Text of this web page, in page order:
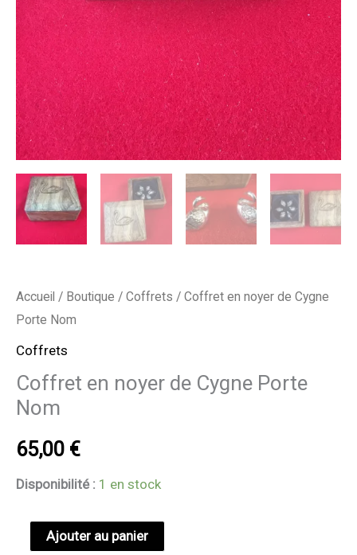
Accueil / Boutique / Coffrets / Coffret en noyer de Cygne
Porte Nom
Coffrets
Coffret en noyer de Cygne Porte
Nom
65,00 €
Disponibilité : 1 en stock
Ajouter au panier